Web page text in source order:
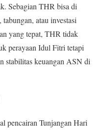
Sebagian THR bisa di
atau investasi
yang tepat, THR tidak
perayaan Idul Fitri tetapi
stabilitas keuangan ASN di
pencairan Tunjangan Hari